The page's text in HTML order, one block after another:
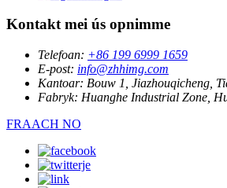
Kontakt mei ús opnimme
Telefoan: +86 199 6999 1659
E-post: info@zhhimg.com
Kantoar: Bouw 1, Jiazhouqicheng,
Fabryk: Huanghe Industrial Zone,
FRAACH NO